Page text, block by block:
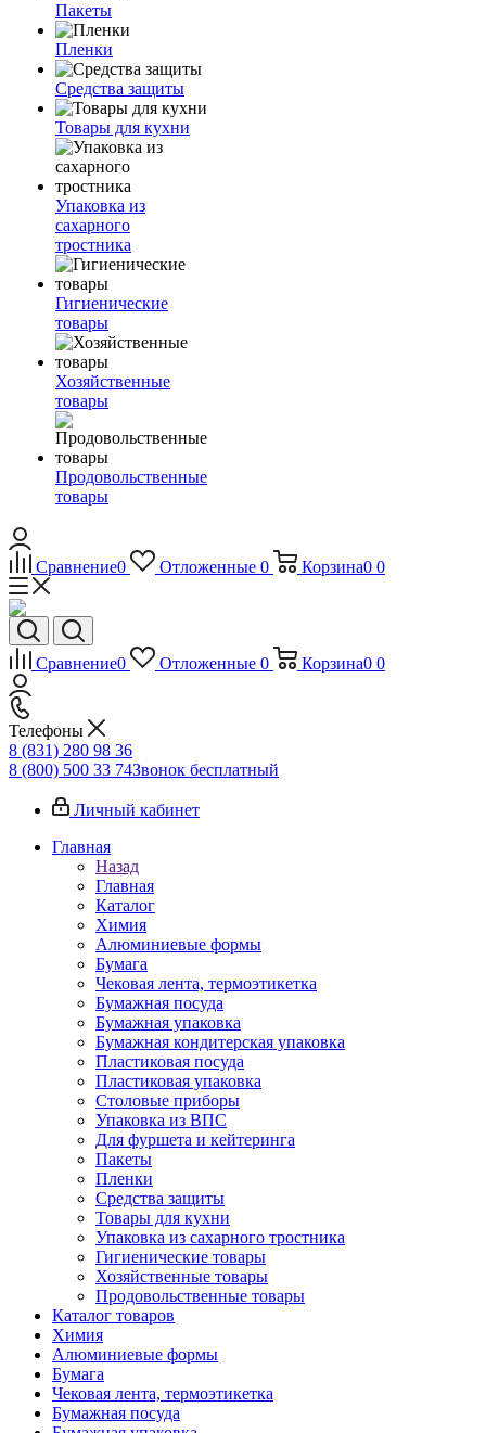
Пакеты
Пленки
Средства защиты
Товары для кухни
Упаковка из
сахарного
тростника
Гигиенические
товары
Хозяйственные
товары
Продовольственные
товары
Сравнение0 Отложенные 0 Корзина0 0
Сравнение0 Отложенные 0 Корзина0 0
Телефоны
8 (831) 280 98 36
8 (800) 500 33 74Звонок бесплатный
Личный кабинет
Главная
Назад
Главная
Каталог
Химия
Алюминиевые формы
Бумага
Чековая лента, термоэтикетка
Бумажная посуда
Бумажная упаковка
Бумажная кондитерская упаковка
Пластиковая посуда
Пластиковая упаковка
Столовые приборы
Упаковка из ВПС
Для фуршета и кейтеринга
Пакеты
Пленки
Средства защиты
Товары для кухни
Упаковка из сахарного тростника
Гигиенические товары
Хозяйственные товары
Продовольственные товары
Каталог товаров
Химия
Алюминиевые формы
Бумага
Чековая лента, термоэтикетка
Бумажная посуда